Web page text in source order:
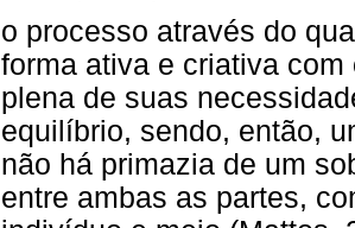
o processo através do
forma ativa e criativa
plena de suas
equilíbrio, sendo, então,
não há primazia de um
entre ambas as partes,